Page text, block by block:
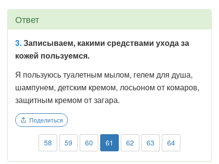
Ответ
3.Записываем, какими средствами ухода за
кожей пользуемся.
Я пользуюсь туалетным мылом, гелем для душа,
шампунем, детским кремом, лосьоном от комаров,
защитным кремом от загара.
Поделиться
58 59 60 61 62 63 64